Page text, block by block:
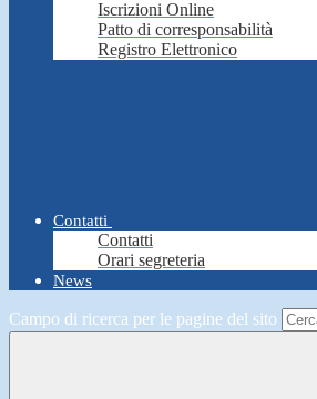
Iscrizioni Online
Patto di corresponsabilità
Registro Elettronico
Contatti
Contatti
Orari segreteria
News
Campo di ricerca per le pagine del sito